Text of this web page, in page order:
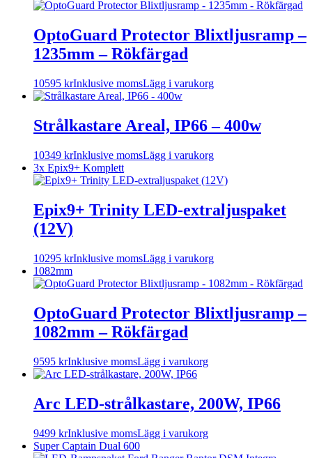
OptoGuard Protector Blixtljusramp –
1235mm – Rökfärgad
10595 krInklusive momsLägg i varukorg
Strålkastare Areal, IP66 – 400w
10349 krInklusive momsLägg i varukorg
3x Epix9+ Komplett
Epix9+ Trinity LED-extraljuspaket
(12V)
10295 krInklusive momsLägg i varukorg
1082mm
OptoGuard Protector Blixtljusramp –
1082mm – Rökfärgad
9595 krInklusive momsLägg i varukorg
Arc LED-strålkastare, 200W, IP66
9499 krInklusive momsLägg i varukorg
Super Captain Dual 600